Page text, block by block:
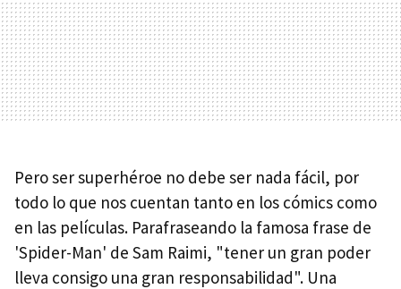
Pero ser superhéroe no debe ser nada fácil, por
todo lo que nos cuentan tanto en los cómics como
en las películas. Parafraseando la famosa frase de
'Spider-Man' de Sam Raimi, "tener un gran poder
lleva consigo una gran responsabilidad". Una